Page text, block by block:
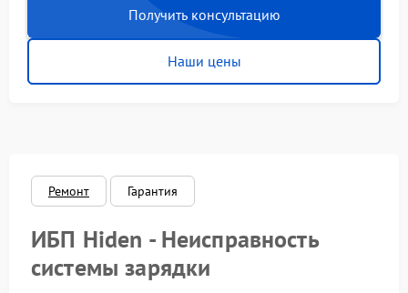
Получить консультацию
Наши цены
Ремонт Гарантия
ИБП Hiden - Неисправность
системы зарядки